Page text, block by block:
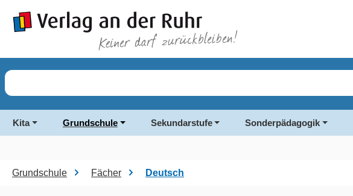
Zur Hauptnavigation springen
Kita Grundschule Sekundarstufe Sonderpädagogik
Grundschule Fächer Deutsch